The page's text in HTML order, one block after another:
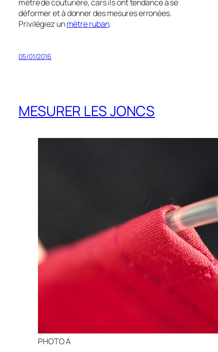
mètre de couturière, cars ils ont tendance à se
déformer et à donner desmesureserronées.
Privilégiez unmètre ruban.
05/01/2016
MESURER LES JONCS
PHOTO A